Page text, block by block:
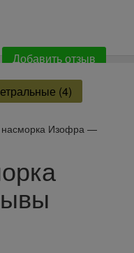
Добавить отзыв
(4)
насморка Изофра —